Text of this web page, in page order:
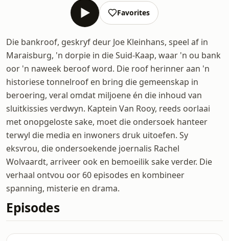
Favorites
Die bankroof, geskryf deur Joe Kleinhans, speel af in
Maraisburg, 'n dorpie in die Suid-Kaap, waar 'n ou bank
oor 'n naweek beroof word. Die roof herinner aan 'n
historiese tonnelroof en bring die gemeenskap in
beroering, veral omdat miljoene én die inhoud van
sluitkissies verdwyn. Kaptein Van Rooy, reeds oorlaai
met onopgeloste sake, moet die ondersoek hanteer
terwyl die media en inwoners druk uitoefen. Sy
eksvrou, die ondersoekende joernalis Rachel
Wolvaardt, arriveer ook en bemoeilik sake verder. Die
verhaal ontvou oor 60 episodes en kombineer
spanning, misterie en drama.
Episodes